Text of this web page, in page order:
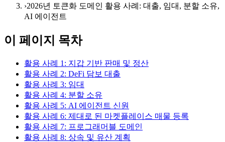
›2026년 토큰화 도메인 활용 사례: 대출, 임대, 분할 소유,
AI 에이전트
이 페이지 목차
활용 사례 1: 지갑 기반 판매 및 정산
활용 사례 2: DeFi 담보 대출
활용 사례 3: 임대
활용 사례 4: 분할 소유
활용 사례 5: AI 에이전트 신원
활용 사례 6: 제대로 된 마켓플레이스 매물 등록
활용 사례 7: 프로그래머블 도메인
활용 사례 8: 상속 및 유산 계획